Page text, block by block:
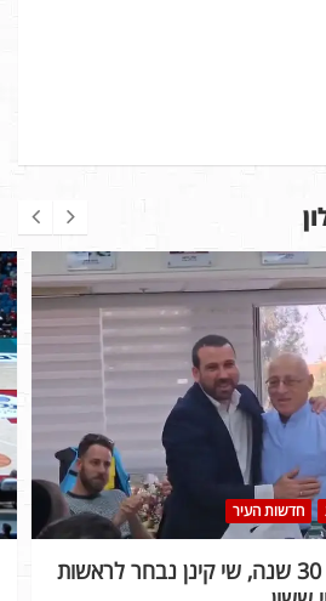
חדשות העיר
מהפך בחולון: לאחר 30 שנה, שי קינן נבחר לראשות